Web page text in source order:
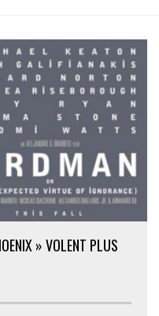
» VOLENT PLUS